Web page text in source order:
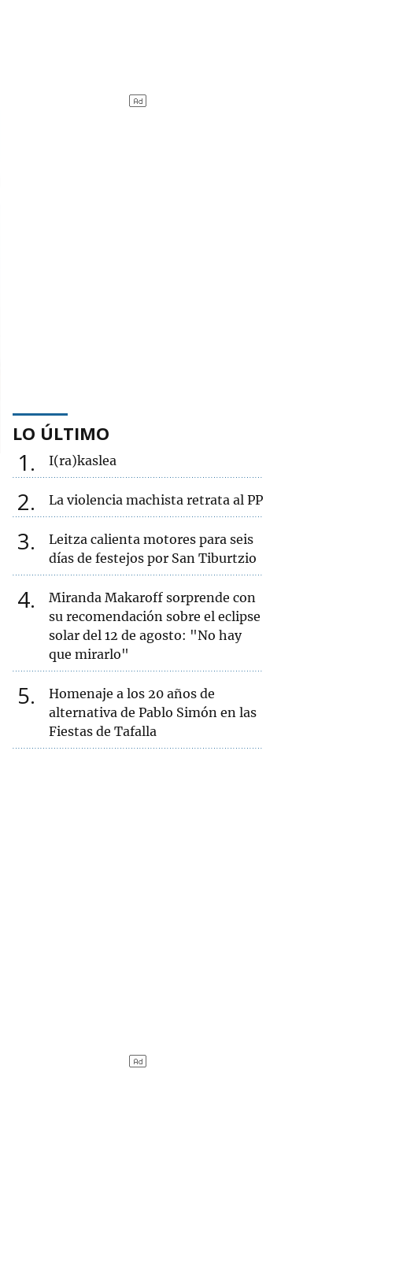
LO ÚLTIMO
1 I(ra)kaslea
2 La violencia machista retrata al PP
3
Leitza calienta motores para seis
días de festejos por San Tiburtzio
4
Miranda Makaroff sorprende con
su recomendación sobre el eclipse
solar del 12 de agosto: "No hay
que mirarlo"
5
Homenaje a los 20 años de
alternativa de Pablo Simón en las
Fiestas de Tafalla